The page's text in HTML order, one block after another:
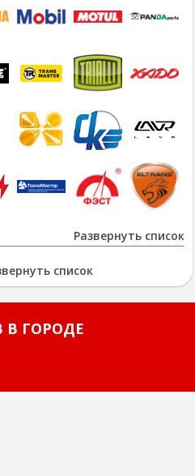
Развернуть список
список
В ГОРОДЕ